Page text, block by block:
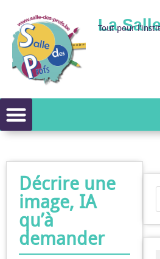
La
Tout pour
Décrire une
image, IA
qu’à
demander